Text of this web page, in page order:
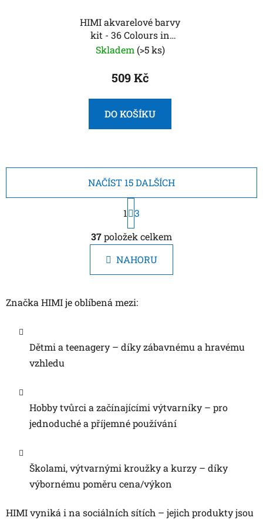
HIMI akvarelové barvy
kit - 36 Colours in
Pans
Skladem (>5 ks)
509 Kč
DO KOŠÍKU
O
v
l
á
d
c
r
v
ý
p
i
NAČÍST 15 DALŠÍCH
S
t
r
á
n
k
n
1
3
37položek celkem
NAHORU
Značka HIMI je oblíbená mezi:
Dětmi a teenagery – díky zábavnému a hravému
vzhledu
Hobby tvůrci a začínajícími výtvarníky – pro
jednoduché a příjemné používání
Školami, výtvarnými kroužky a kurzy – díky
výbornému poměru cena/výkon
HIMI vyniká i na sociálních sítích – jejich produkty jsou